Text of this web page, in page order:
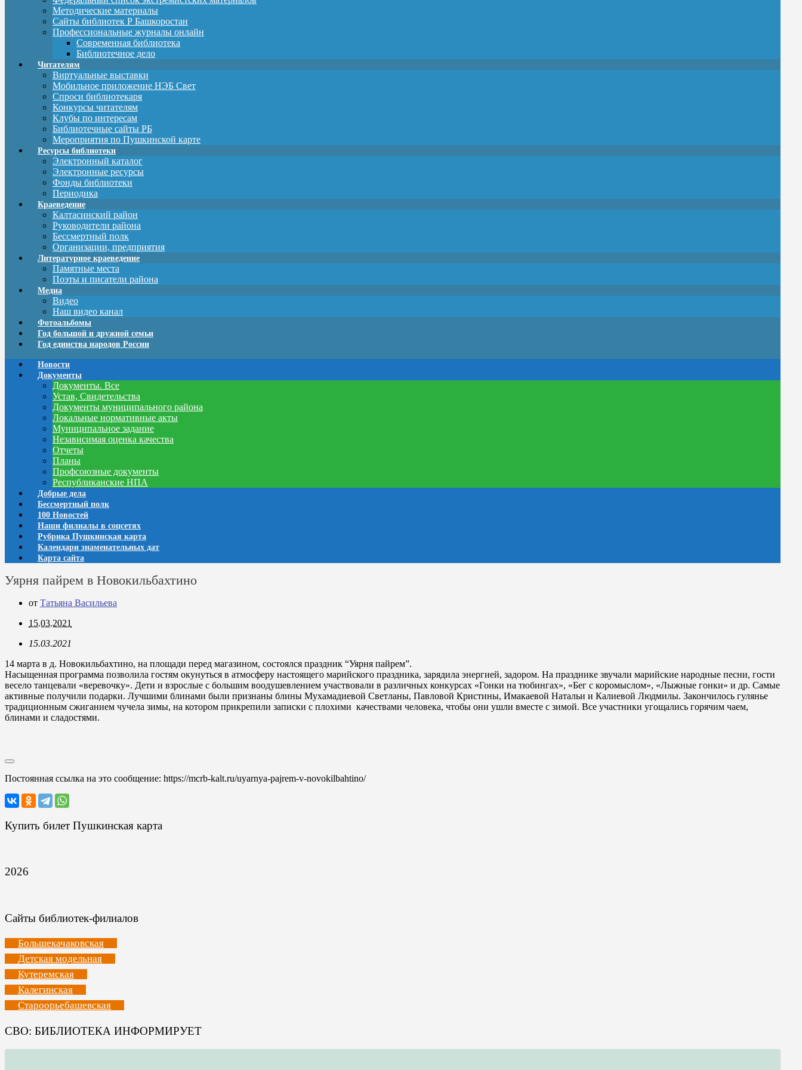
Методические материалы
Сайты библиотек Р Башкоростан
Профессиональные журналы онлайн
Современная библиотека
Библиотечное дело
Читателям
Виртуальные выставки
Мобильное приложение НЭБ Свет
Спроси библиотекаря
Конкурсы читателям
Клубы по интересам
Библиотечные сайты РБ
Мероприятия по Пушкинской карте
Ресурсы библиотеки
Электронный каталог
Электронные ресурсы
Фонды библиотеки
Периодика
Краеведение
Калтасинский район
Руководители района
Бессмертный полк
Организации, предприятия
Литературное краеведение
Памятные места
Поэты и писатели района
Медиа
Видео
Наш видео канал
Фотоальбомы
Год большой и дружной семьи
Год единства народов России
Новости
Документы
Документы. Все
Устав, Свидетельства
Документы муниципального района
Локальные нормативные акты
Муниципальное задание
Независимая оценка качества
Отчеты
Планы
Профсоюзные документы
Республиканские НПА
Добрые дела
Бессмертный полк
100 Новостей
Наши филиалы в соцсетях
Рубрика Пушкинская карта
Календари знаменательных дат
Карта сайта
Уярня пайрем в Новокильбахтино
от Татьяна Васильева
15.03.2021
15.03.2021
14 марта в д. Новокильбахтино, на площади перед магазином, состоялся праздник “Уярня пайрем”.
Насыщенная программа позволила гостям окунуться в атмосферу настоящего марийского праздника, зарядила энергией, задором. На празднике звучали марийские народные песни, гости
весело танцевали «веревочку». Дети и взрослые с большим воодушевлением участвовали в различных конкурсах «Гонки на тюбингах», «Бег с коромыслом», «Лыжные гонки» и др. Самые
активные получили подарки. Лучшими блинами были признаны блины Мухамадиевой Светланы, Павловой Кристины, Имакаевой Натальи и Калиевой Людмилы. Закончилось гулянье
традиционным сжиганием чучела зимы, на котором прикрепили записки с плохими качествами человека, чтобы они ушли вместе с зимой. Все участники угощались горячим чаем,
блинами и сладостями.
Постоянная ссылка на это сообщение: https://mcrb-kalt.ru/uyarnya-pajrem-v-novokilbahtino/
Купить билет Пушкинская карта
2026
Сайты библиотек-филиалов
Большекачаковская
Детская модельная
Кутеремская
Калегинская
Староорьебашевская
СВО: БИБЛИОТЕКА ИНФОРМИРУЕТ